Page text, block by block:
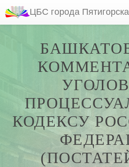
ЦБС города Пятигорска
КОДЕКСУ